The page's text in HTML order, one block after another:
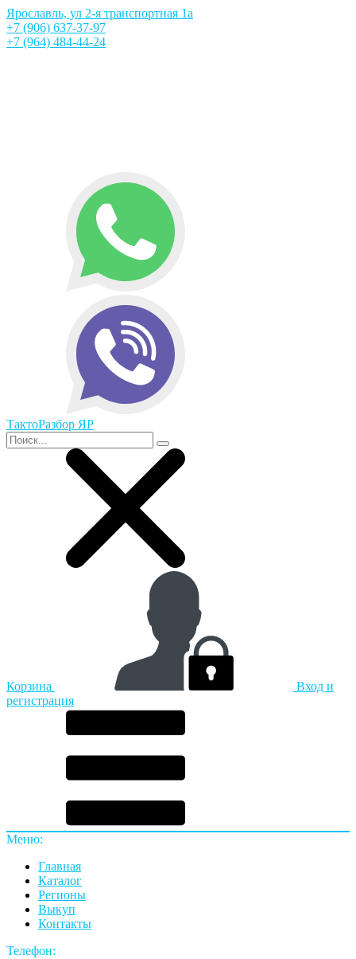
Ярославль, ул 2-я транспортная 1а
+7 (906) 637-37-97
+7 (964) 484-44-24
ТактоРазбор ЯР
Корзина
Вход и
регистрация
Меню:
Главная
Каталог
Регионы
Выкуп
Контакты
Телефон: